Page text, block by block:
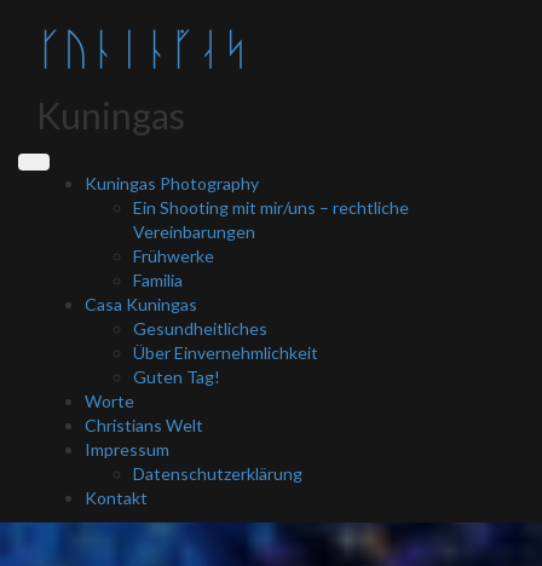
ᚴᚢᚿᛁᚿᚵᛆᛋ
Kuningas
Kuningas Photography
Ein Shooting mit mir/uns – rechtliche
Vereinbarungen
Frühwerke
Familia
Casa Kuningas
Gesundheitliches
Über Einvernehmlichkeit
Guten Tag!
Worte
Christians Welt
Impressum
Datenschutzerklärung
Kontakt